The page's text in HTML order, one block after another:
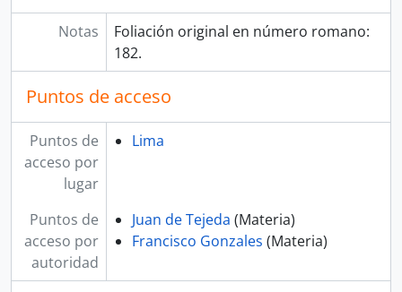
Notas
Foliación original en número romano:
182.
Puntos de acceso
Puntos de
acceso por
lugar
Lima
Puntos de
acceso por
autoridad
Juan de Tejeda (Materia)
Francisco Gonzales (Materia)